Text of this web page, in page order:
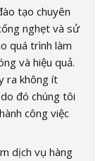
tạo chuyên
nghẹt và sử
quá trình làm
và hiệu quả.
ra không ít
đó chúng tôi
công việc
dịch vụ hàng